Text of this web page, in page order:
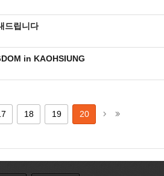
드립니다
in KAOHSIUNG
18 19 20